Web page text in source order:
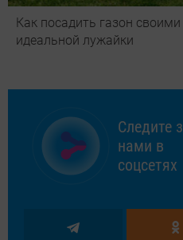
Как посадить газон
идеальной лужайки
Следите
нами в
соцсетях